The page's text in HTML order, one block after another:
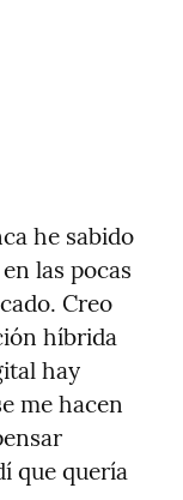
he sabido
las pocas
Creo
híbrida
hay
me hacen
que quería